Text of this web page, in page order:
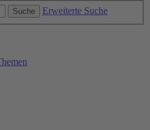
Suche Erweiterte Suche